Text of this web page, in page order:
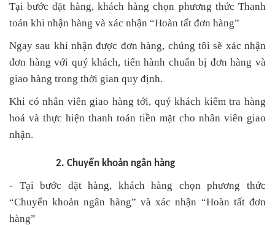
Tại bước đặt hàng, khách hàng chọn phương thức Thanh
toán khi nhận hàng và xác nhận “Hoàn tất đơn hàng”
Ngay sau khi nhận được đơn hàng, chúng tôi sẽ xác nhận
đơn hàng với quý khách, tiến hành chuẩn bị đơn hàng và
giao hàng trong thời gian quy định.
Khi có nhân viên giao hàng tới, quý khách kiểm tra hàng
hoá và thực hiện thanh toán tiền mặt cho nhân viên giao
nhận.
2. Chuyển khoản ngân hàng
- Tại bước đặt hàng, khách hàng chọn phương thức
“Chuyển khoản ngân hàng” và xác nhận “Hoàn tất đơn
hàng”